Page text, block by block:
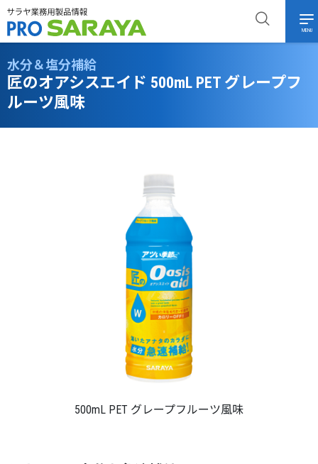
MENU
水分＆塩分補給
匠のオアシスエイド 500mL PET グレープフ
ルーツ風味
500mL PET グレープフルーツ風味